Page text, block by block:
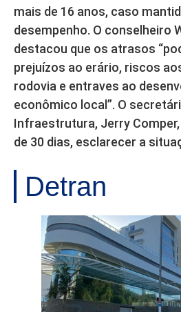
mais de 16 anos, caso
desempenho. O conselheiro
destacou que os atrasos
prejuízos ao erário, riscos
rodovia e entraves ao
econômico local”. O
Infraestrutura, Jerry
de 30 dias, esclarecer a
Detran